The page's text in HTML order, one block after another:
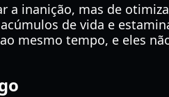
a inanição, mas de
de vida e
mesmo tempo, e eles